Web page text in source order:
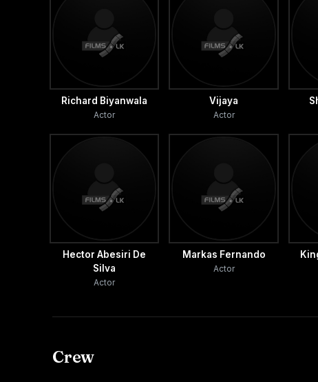
Richard Biyanwala
Actor
Vijaya
Actor
Hector Abesiri De
Silva
Actor
Markas Fernando
Actor
Crew